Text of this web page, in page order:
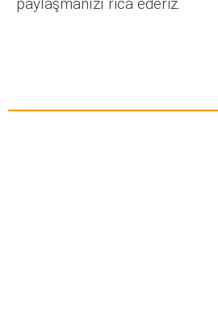
paylaşmanızı rica ederiz.